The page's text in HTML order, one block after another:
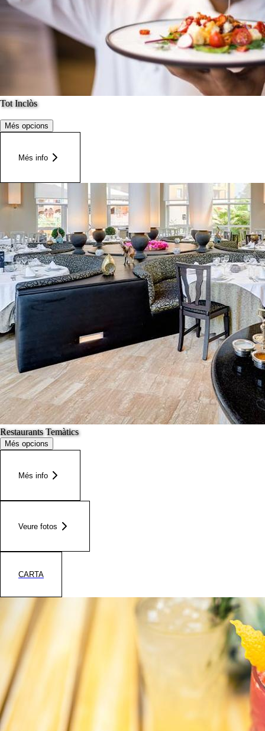
Tot Inclòs
Més opcions
Més info
Restaurants Temàtics
Més opcions
Més info
Veure fotos
CARTA